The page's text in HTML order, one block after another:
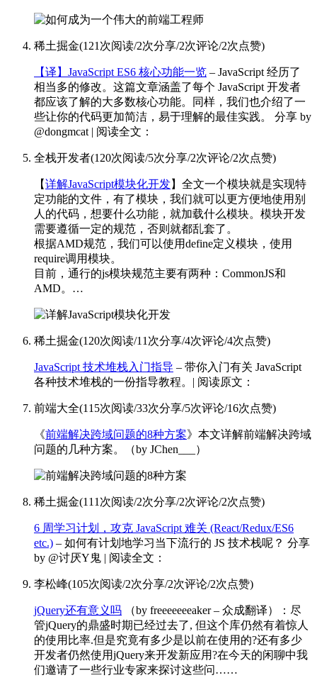
稀土掘金(121次阅读/2次分享/2次评论/2次点赞)
【译】JavaScript ES6 核心功能一览 – JavaScript 经历了
相当多的修改。这篇文章涵盖了每个 JavaScript 开发者
都应该了解的大多数核心功能。同样，我们也介绍了一
些让你的代码更加简洁，易于理解的最佳实践。 分享 by
@dongmcat | 阅读全文：
全栈开发者(120次阅读/5次分享/2次评论/2次点赞)
【详解JavaScript模块化开发】全文一个模块就是实现特
定功能的文件，有了模块，我们就可以更方便地使用别
人的代码，想要什么功能，就加载什么模块。模块开发
需要遵循一定的规范，否则就都乱套了。
根据AMD规范，我们可以使用define定义模块，使用
require调用模块。
目前，通行的js模块规范主要有两种：CommonJS和
AMD。…
稀土掘金(120次阅读/11次分享/4次评论/4次点赞)
JavaScript 技术堆栈入门指导 – 带你入门有关 JavaScript
各种技术堆栈的一份指导教程。| 阅读原文：
前端大全(115次阅读/33次分享/5次评论/16次点赞)
《前端解决跨域问题的8种方案》本文详解前端解决跨域
问题的几种方案。
（by JChen___）
稀土掘金(111次阅读/2次分享/2次评论/2次点赞)
6 周学习计划，攻克 JavaScript 难关 (React/Redux/ES6
etc.) – 如何有计划地学习当下流行的 JS 技术栈呢？ 分享
by @讨厌Y鬼 | 阅读全文：
李松峰(105次阅读/2次分享/2次评论/2次点赞)
jQuery还有意义吗 （by freeeeeeeaker – 众成翻译）：尽
管jQuery的鼎盛时期已经过去了, 但这个库仍然有着惊人
的使用比率.但是究竟有多少是以前在使用的?还有多少
开发者仍然使用jQuery来开发新应用?在今天的闲聊中我
们邀请了一些行业专家来探讨这些问……